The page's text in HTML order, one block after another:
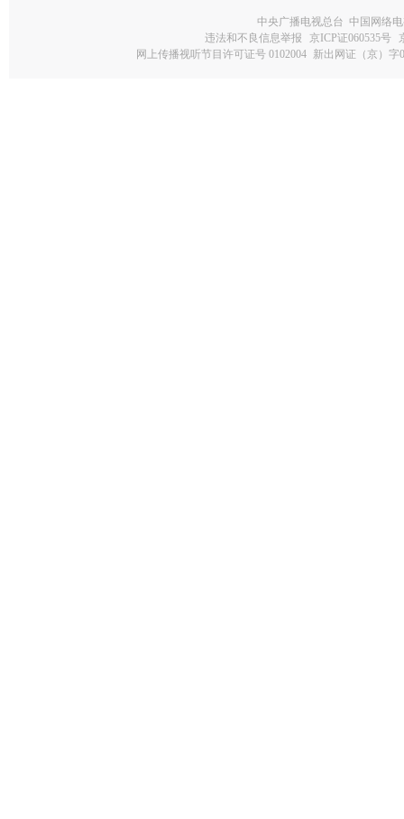
中央广播电视总台 中国网络
违法和不良信息举报
京ICP证060535号
网上传播视听节目许可证号 0102004 新出网证（京）